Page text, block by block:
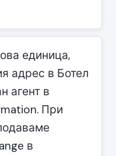
единица,
адрес в Ботел
агент в
При
в